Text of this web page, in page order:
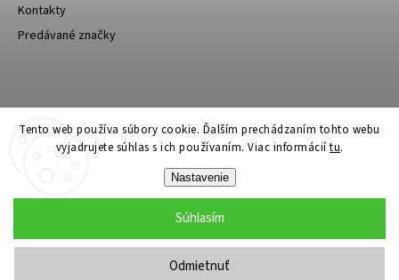
Tento web používa súbory cookie. Ďalším prechádzaním tohto webu
vyjadrujete súhlas s ich používaním. Viac informáciítu.
Nastavenie
Odmietnuť
Súhlasím
Kontakty
Predávané značky
Bagin.cz
Upraviť nastavenie cookies
Grafický návrh vytvořil a nakódoval